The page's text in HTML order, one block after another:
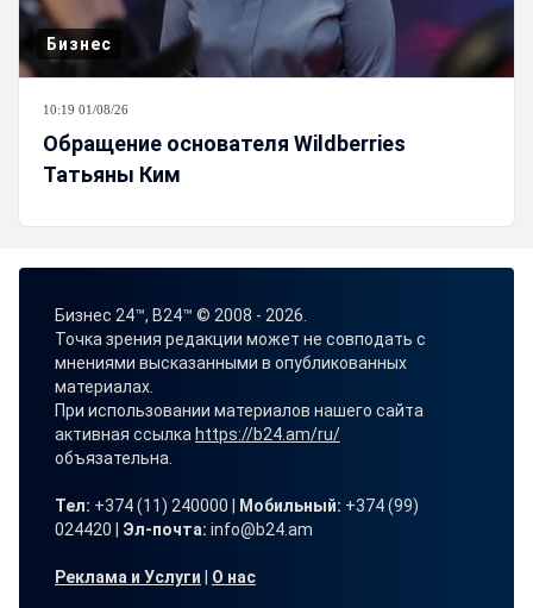
Бизнес
10:19 01/08/26
Обращение основателя Wildberries
Татьяны Ким
Бизнес 24™, B24™ © 2008 - 2026.
Точка зрения редакции может не совподать с
мнениями высказанными в опубликованных
материалах.
При использовании материалов нашего сайта
активная ссылка https://b24.am/ru/
объязательна.
Тел: +374 (11) 240000 | Мобильный: +374 (99)
024420 | Эл-почта: info@b24.am
Реклама и Услуги О нас